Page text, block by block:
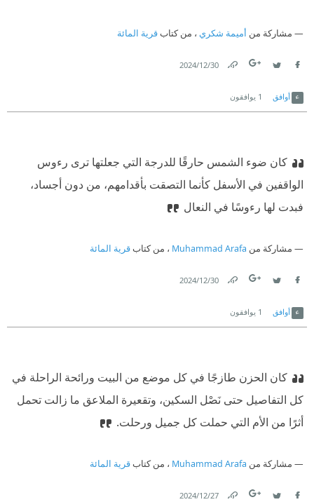
مشاركة من أميمة شكري ، من كتابقرية المائة
30‏/12‏/2024
أوافق 1 يوافقون
كان ضوء الشمس حارقًا للدرجة التي جعلتها ترى رءوس
الواقفين في الأسفل كأنما التصقت بأقدامهم، من دون أجساد،
فبدت لها رءوسًا في النعال
مشاركة من Muhammad Arafa ، من كتابقرية المائة
30‏/12‏/2024
أوافق 1 يوافقون
كان الحزن طازجًا في كل موضع من البيت ورائحة الراحلة في
كل التفاصيل حتى نَصْل السكين، وتقعيرة الملاعق ما زالت تحمل
أثرًا من الأم التي حملت كل جميل ورحلت.
مشاركة من Muhammad Arafa ، من كتابقرية المائة
27‏/12‏/2024